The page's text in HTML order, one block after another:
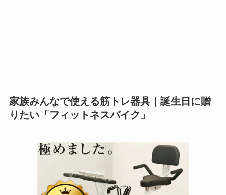
家族みんなで使える筋トレ器具｜誕生日に贈
りたい「フィットネスバイク」